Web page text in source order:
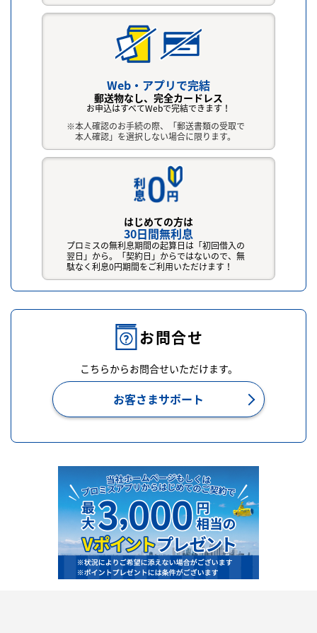
Web・アプリで完結
郵送物なし、完全カードレス
お申込はすべてWebで完結できます！
本人確認のお手続の際、「郵送書類の受取で
本人確認」を選択しない場合に限ります。
はじめての方は
30日間無利息
プロミスの無利息期間の起算日は「初回借入の
翌日」から。「契約日」からではないので、無
駄なく利息0円期間をご利用いただけます！
お問合せ
こちらからお問合せいただけます。
お客さまサポート